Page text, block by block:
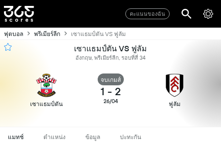
คะแนนของฉัน
ฟุตบอล พรีเมียร์ลีก เซาแธมป์ตัน VS ฟูลัม
เซาแธมป์ตัน VS ฟูลัม
อังกฤษ, พรีเมียร์ลีก, รอบที่สี่ 34
เซาแธมป์ตัน
จบเกมส์
1 - 2
26/04 ฟูลัม
แมทช์ ตำแหน่ง ข้อมูล ปะทะกัน